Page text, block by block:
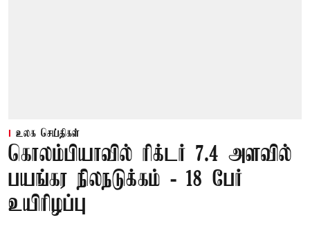
உலக செய்திகள்
கொலம்பியாவில் ரிக்டர் 7.4 அளவில்
பயங்கர நிலநடுக்கம் - 18 பேர்
உயிரிழப்பு